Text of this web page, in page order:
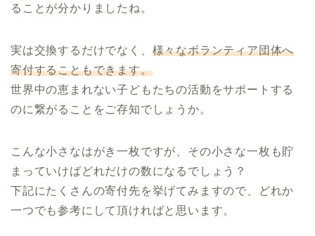
ることが分かりましたね。
実は交換するだけでなく、 様々なボランティア団体へ
寄付することもできます。
世界中の恵まれない子どもたちの活動をサポートする
のに繋がることをご存知でしょうか。
こんな小さなはがき一枚ですが、その小さな一枚も貯
まっていけばどれだけの数になるでしょう？
下記にたくさんの寄付先を挙げてみますので、どれか
一つでも参考にして頂ければと思います。